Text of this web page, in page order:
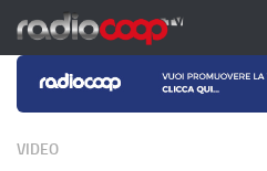
Salta al contenuto
VIDEO